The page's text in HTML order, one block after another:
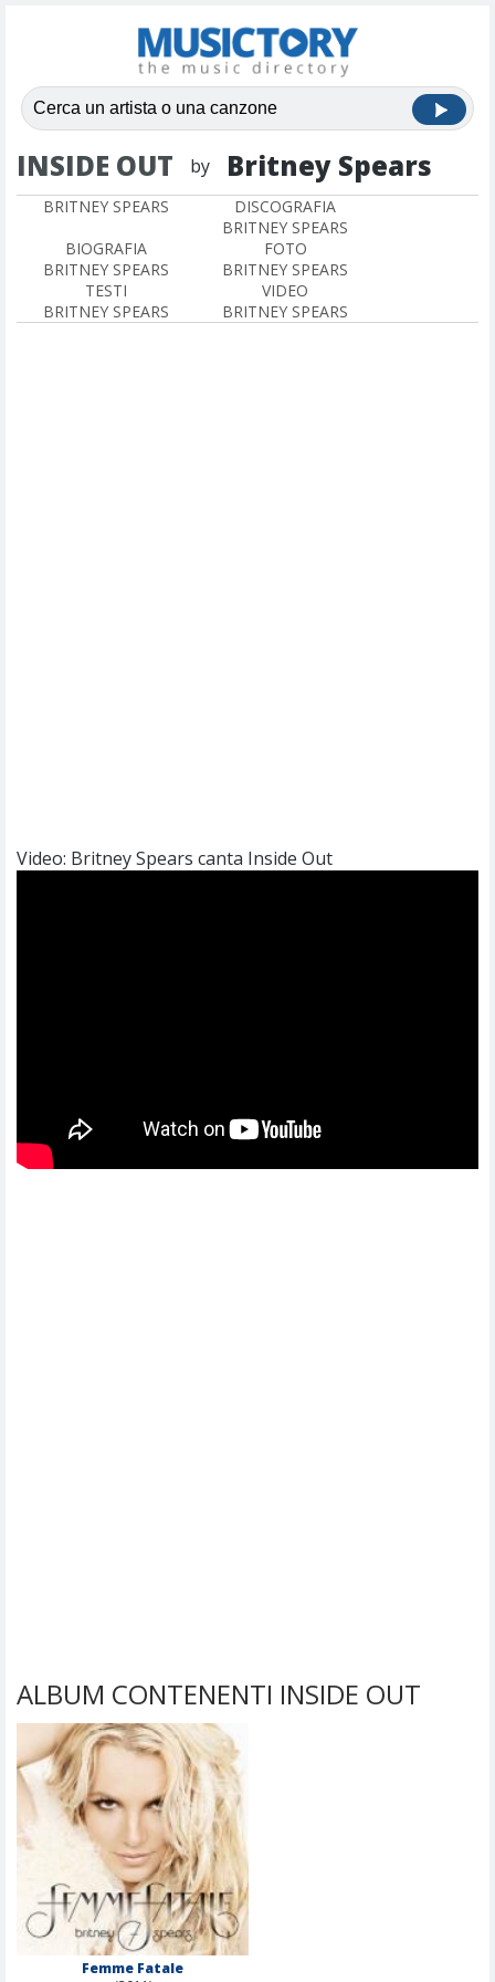
INSIDE OUT by Britney Spears
BRITNEY SPEARS
DISCOGRAFIA
BRITNEY SPEARS
BIOGRAFIA
BRITNEY SPEARS
FOTO
BRITNEY SPEARS
TESTI
BRITNEY SPEARS
VIDEO
BRITNEY SPEARS
Video: Britney Spears canta Inside Out
ALBUM CONTENENTI INSIDE OUT
Femme Fatale